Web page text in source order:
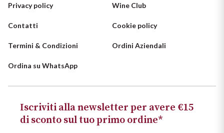
Privacy policy Wine Club
Contatti Cookie policy
Termini & Condizioni Ordini Aziendali
Ordina su WhatsApp
Iscriviti alla newsletter per avere €15
di sconto sul tuo primo ordine*